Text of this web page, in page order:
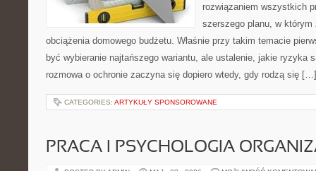
rozwiązaniem wszystkich
szerszego planu, w którym
obciążenia domowego budżetu. Właśnie przy takim temacie
być wybieranie najtańszego wariantu, ale ustalenie, jakie ryzyka
rozmowa o ochronie zaczyna się dopiero wtedy, gdy rodzą się […]
CATEGORIES: ARTYKUŁY SPONSOROWANE
PRACA I PSYCHOLOGIA